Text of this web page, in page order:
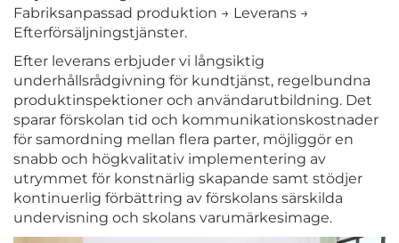
Fabriksanpassad produktion → Leverans →
Efterförsäljningstjänster.
Efter leverans erbjuder vi långsiktig
underhållsrådgivning för kundtjänst, regelbundna
produktinspektioner och användarutbildning. Det
sparar förskolan tid och kommunikationskostnader
för samordning mellan flera parter, möjliggör en
snabb och högkvalitativ implementering av
utrymmet för konstnärlig skapande samt stödjer
kontinuerlig förbättring av förskolans särskilda
undervisning och skolans varumärkesimage.